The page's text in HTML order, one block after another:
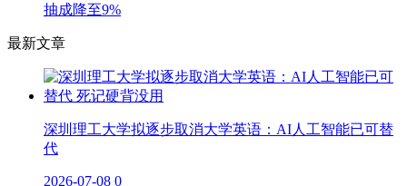
抽成降至9%
最新文章
深圳理工大学拟逐步取消大学英语：AI人工智能已可替
代
2026-07-08 0